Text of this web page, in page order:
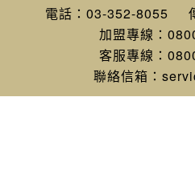
電話： 03-352-8055
加盟專線：
客服專線：
聯絡信箱：